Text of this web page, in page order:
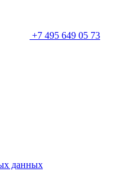
+7 495 649 05 73
данных